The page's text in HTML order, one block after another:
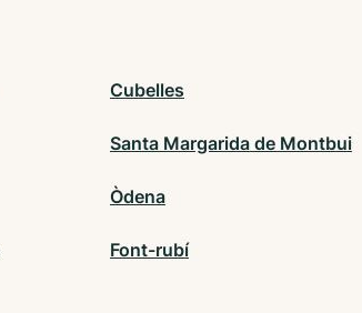
Cubelles
Santa Margarida de Montbui
Òdena
Font-rubí